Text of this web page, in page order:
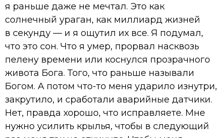
я раньше даже не мечтал. Это как
солнечный ураган, как миллиард жизней
в секунду — и я ощутил их все. Я подумал,
что это сон. Что я умер, прорвал насквозь
пелену времени или коснулся прозрачного
живота Бога. Того, что раньше называли
Богом. А потом что-то меня ударило изнутри,
закрутило, и сработали аварийные датчики.
Нет, правда хорошо, что исправляете. Мне
нужно усилить крылья, чтобы в следующий